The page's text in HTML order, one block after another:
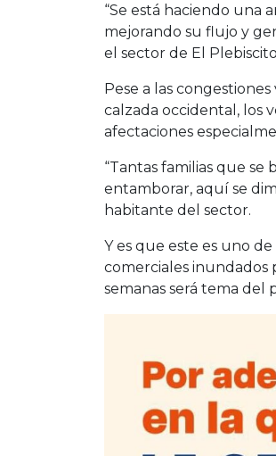
“Se está haciendo una
mejorando su flujo y
el sector de El
Pese a las
calzada occidental, los
afectaciones
“Tantas familias que se
entamborar, aquí se
habitante del sector.
Y es que este es uno
comerciales inundados
semanas será tema del